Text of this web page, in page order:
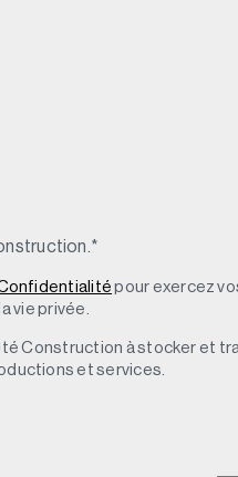
*
pour exercez
vie privée.
Construction à stocker et
et services.